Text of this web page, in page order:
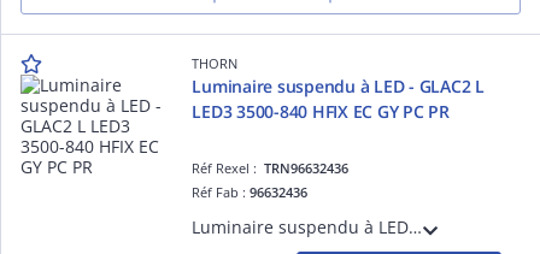
THORN
Luminaire suspendu à LED - GLAC2 L
LED3 3500-840 HFIX EC GY PC PR
Réf Rexel :TRN96632436
Réf Fab :96632436
Luminaire suspendu à LED - GLAC2 L LED3 3500-840 HFIX EC GY PC PR - Câble pour raccordement de luminaires ¿ 2.5 m ¿ 27W ¿ 4000K ¿ IP20 ¿ version DALI